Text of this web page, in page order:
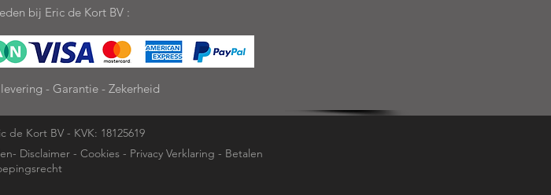
bij Eric de Kort BV :
- Garantie - Zekerheid
de Kort BV - KVK: 18125619
- Disclaimer - Cookies - Privacy Verklaring - Betalen